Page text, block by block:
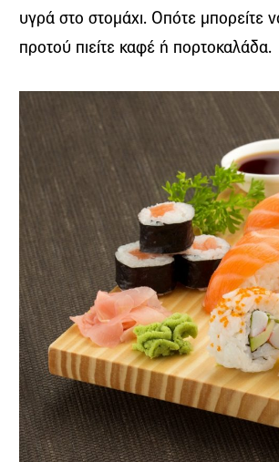
υγρά στο στομάχι. Οπότε μπορείτε
προτού πιείτε καφέ ή πορτοκαλάδα.